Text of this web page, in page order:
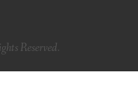
Reserved.